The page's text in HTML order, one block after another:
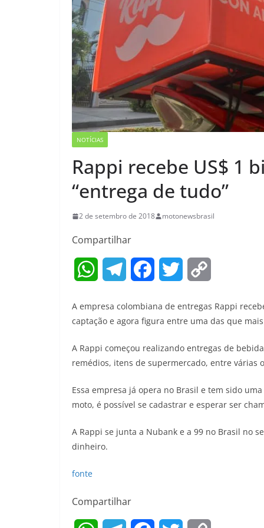
NOTÍCIAS
Rappi recebe US$ 1
“entrega de tudo”
2 de setembro de 2018 motonewsbrasil
Compartilhar
W
a
s
A
p
p
l
g
r
a
m
c
b
o
o
k
i
t
e
r
p
L
i
n
k
A empresa colombiana de entregas Rappi
captação e agora figura entre uma das que
A Rappi começou realizando entregas de
remédios, itens de supermercado, entre várias
Essa empresa já opera no Brasil e tem sido
moto, é possível se cadastrar e esperar ser
A Rappi se junta a Nubank e a 99 no Brasil no
dinheiro.
fonte
Compartilhar